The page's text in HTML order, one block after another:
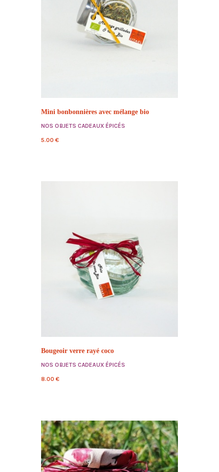
Mini bonbonnières avec mélange bio
NOS OBJETS CADEAUX ÉPICÉS
5.00 €
Bougeoir verre rayé coco
NOS OBJETS CADEAUX ÉPICÉS
8.00 €